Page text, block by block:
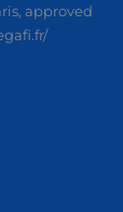
approved